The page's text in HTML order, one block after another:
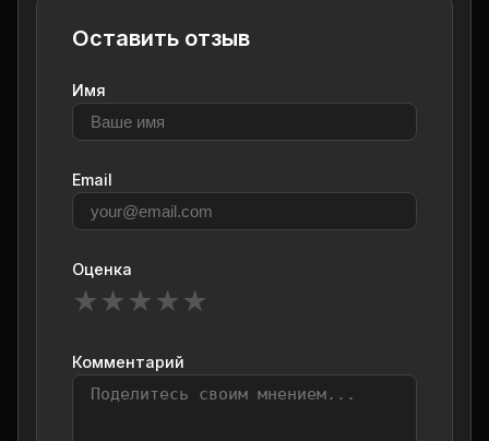
Оставить отзыв
Имя
Email
Оценка
★ ★ ★ ★ ★
Комментарий